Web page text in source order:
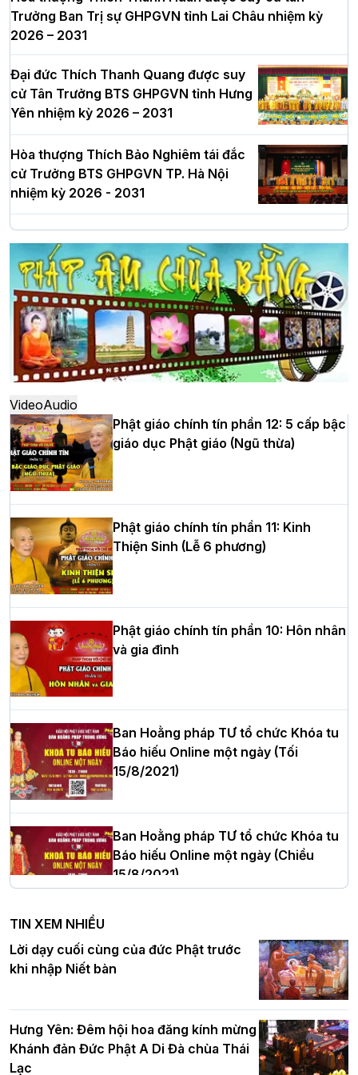
Trưởng Ban Trị sự GHPGVN tỉnh Lai Châu nhiệm kỳ
2026 – 2031
Đại đức Thích Thanh Quang được suy
cử Tân Trưởng BTS GHPGVN tỉnh Hưng
Yên nhiệm kỳ 2026 – 2031
Hòa thượng Thích Bảo Nghiêm tái đắc
cử Trưởng BTS GHPGVN TP. Hà Nội
nhiệm kỳ 2026 - 2031
Hà Nội: Long trọng lễ khởi công xây
dựng Trung tâm văn hóa Phật giáo Thủ
đô
Hà Nội: Ngày tu học cuối cùng khép lại
khóa sinh hoạt Phật pháp mùa hè lần
thứ XIV tại chùa Bằng
Học yêu thương trong ngày tu tập thứ
tư của Khóa sinh hoạt Phật pháp mùa
hè tại chùa Bằng
HT.Thích Thọ Lạc được suy cử làm tân
Trưởng BTS GHPGVN tỉnh Nghệ An
Hòa thượng Thích Quảng Tùng tái đắc
cử Trưởng BTS GHPGVN thành phố Hải
Phòng nhiệm kỳ 2026 – 2031
Thượng tọa Thích Tâm Chính được suy
cử tân Trưởng ban Trị sự GHPGVN tỉnh
Hà Nội: Tăng Ni Trường hạ Bồ Đề trang
nghiêm tác pháp Tiền an cư PL.2570 –
DL.2026
chúc mừng Phật đản BTS GHPGVN TP.
Hà Nội
VideoAudio
Phật giáo chính tín phần 12: 5 cấp bậc
giáo dục Phật giáo (Ngũ thừa)
Phật giáo chính tín phần 11: Kinh
Thiện Sinh (Lễ 6 phương)
Phật giáo chính tín phần 10: Hôn nhân
và gia đình
Ban Hoằng pháp TƯ tổ chức Khóa tu
Báo hiếu Online một ngày (Tối
15/8/2021)
Ban Hoằng pháp TƯ tổ chức Khóa tu
Báo hiếu Online một ngày (Chiều
15/8/2021)
Ban Hoằng pháp TƯ tổ chức Khóa tu
Báo hiếu Online một ngày (Sáng
15/8/2021)
Tinh thần yêu nước của Phật giáo
TIN XEM NHIỀU
Lời dạy cuối cùng của đức Phật trước
khi nhập Niết bàn
Hưng Yên: Đêm hội hoa đăng kính mừng
Khánh đản Đức Phật A Di Đà chùa Thái
Lạc